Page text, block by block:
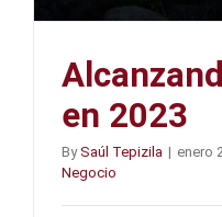
en 2023
BySaúl Tepizila | enero
Negocio